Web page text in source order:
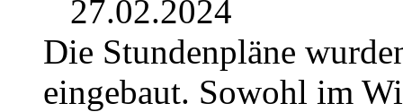
27.02.2024
Die Stundenpläne
eingebaut. Sowohl im